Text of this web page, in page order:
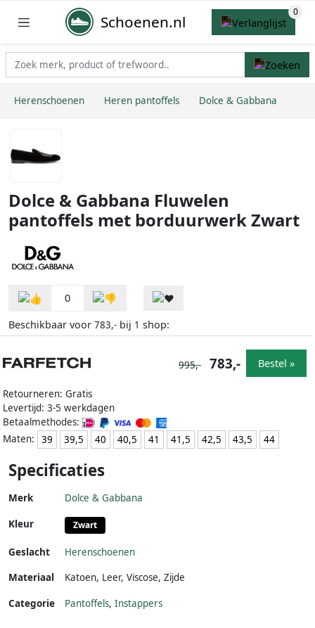
Schoenen.nl
Herenschoenen Heren pantoffels Dolce & Gabbana
Dolce & Gabbana Fluwelen
pantoffels met borduurwerk Zwart
0
Beschikbaar voor 783,- bij 1 shop:
Retourneren: Gratis
Levertijd: 3-5 werkdagen
Betaalmethodes:
Maten:
39 39,5 40 40,5 41 41,5 42,5 43,5 44
995,- 783,- Bestel »
Specificaties
Merk Dolce & Gabbana
Kleur Zwart
Geslacht
Herenschoenen
Materiaal
Katoen, Leer, Viscose, Zijde
Categorie Pantoffels, Instappers